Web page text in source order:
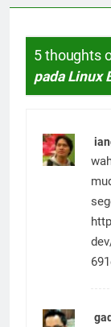
5 thoughts
pada Linux